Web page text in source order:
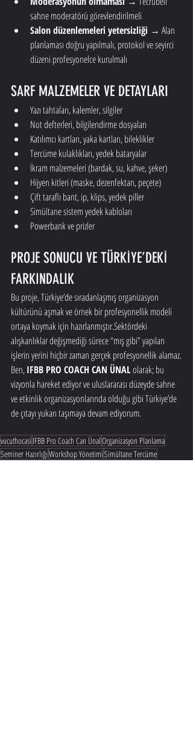
sahne moderatörü görevlendirilmeli
Salon düzenlemeleri yetersizliği → Alan
planlaması doğru yapılmalı, protokol ve seyirci
düzeni profesyonelce kurulmalı
SARF MALZEMELER VE DETAYLARI
Yazı tahtaları, kalemler, silgiler
Not defterleri, bilgilendirme dosyaları
Katılımcı kartları, yaka kartları, bileklikler
Tercüme kulaklıkları, yedek bataryalar
İkram malzemeleri (bardak, su, kahve, şeker)
Hijyen kitleri (maske, dezenfektan, peçete)
Çift taraflı bant, ip, klips, yedek piller
Simültane sistem yedek kabloları
Powerbank ve prizler
PROJE SONUCU VE TÜRKİYE’DEKİ
FARKINDALIK
Bu proje, Türkiye’de sıradanlaşmış organizasyon
kültürünü aşmak ve örnek bir profesyonellik modeli
ortaya koymak için hazırlanmıştır.Sektördeki
alışkanlıklar değişmediği sürece “mış gibi” yapılan
işlerin yerini hiçbir zaman gerçek profesyonellik alamaz.
Ben, IFBB PRO COACH CAN ÜNAL olarak; bu
vizyonla hareket ediyor ve uluslararası düzeyde sahne
ve etkinlik organizasyonlarında olduğu gibi Türkiye’de
de çıtayı yukarı taşımaya devam ediyorum.
vucuthocasi IFBB Pro Coach Can ÜnalOrganizasyon Planlama
Seminer HazırlığıWorkshop YönetimiSimültane Tercüme